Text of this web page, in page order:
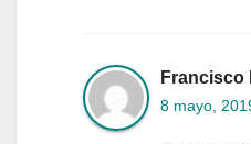
Francisco
8 mayo,